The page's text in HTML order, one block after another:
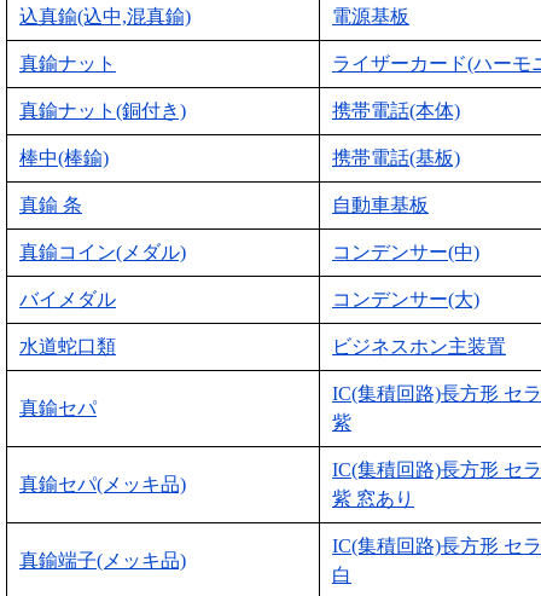
込真鍮(込中,混真鍮) 電源基板
真鍮ナット ライザーカード(ハーモ
真鍮ナット(銅付き) 携帯電話(本体)
棒中(棒鍮) 携帯電話(基板)
真鍮 条 自動車基板
真鍮コイン(メダル) コンデンサー(中)
バイメダル コンデンサー(大)
水道蛇口類 ビジネスホン主装置
真鍮セパ
IC(集積回路)長方形 セ
紫
真鍮セパ(メッキ品)
IC(集積回路)長方形 セ
紫 窓あり
真鍮端子(メッキ品)
IC(集積回路)長方形 セ
白